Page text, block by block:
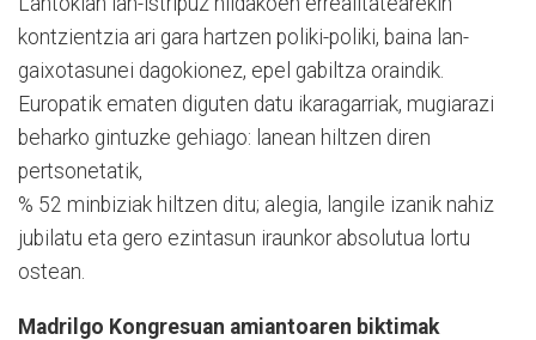
kontzientzia ari gara hartzen poliki-poliki, baina lan-
gaixotasunei dagokionez, epel gabiltza oraindik.
Europatik ematen diguten datu ikaragarriak, mugiarazi
beharko gintuzke gehiago: lanean hiltzen diren
pertsonetatik,
% 52 minbiziak hiltzen ditu; alegia, langile izanik nahiz
jubilatu eta gero ezintasun iraunkor absolutua lortu
ostean.
Madrilgo Kongresuan amiantoaren biktimak